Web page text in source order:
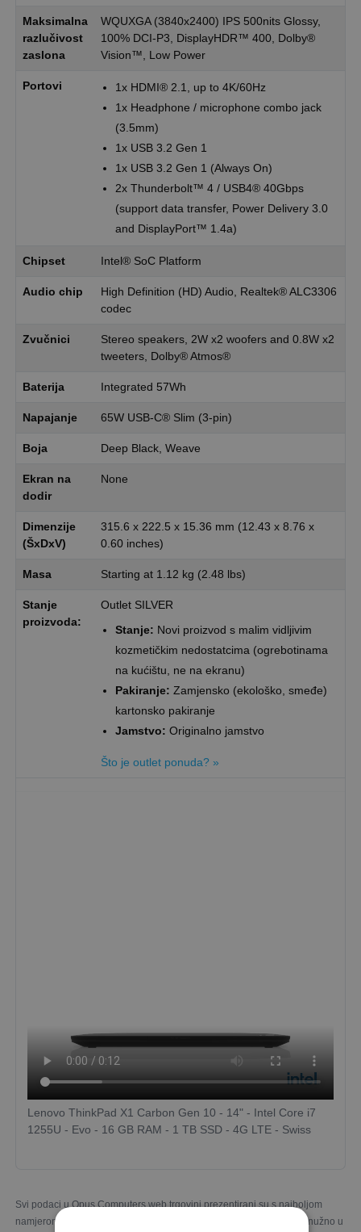
Maksimalna
razlučivost
zaslona
WQUXGA (3840x2400) IPS 500nits Glossy,
100% DCI-P3, DisplayHDR™ 400, Dolby®
Vision™, Low Power
Portovi
1x HDMI® 2.1, up to 4K/60Hz
1x Headphone / microphone combo jack
(3.5mm)
1x USB 3.2 Gen 1
1x USB 3.2 Gen 1 (Always On)
2x Thunderbolt™ 4 / USB4® 40Gbps
(support data transfer, Power Delivery 3.0
and DisplayPort™ 1.4a)
Chipset Intel® SoC Platform
Audio chip
High Definition (HD) Audio, Realtek® ALC3306
codec
Zvučnici
Stereo speakers, 2W x2 woofers and 0.8W x2
tweeters, Dolby® Atmos®
Baterija Integrated 57Wh
Napajanje 65W USB-C® Slim (3-pin)
Boja Deep Black, Weave
Ekran na
dodir
None
Dimenzije
(ŠxDxV)
315.6 x 222.5 x 15.36 mm (12.43 x 8.76 x
0.60 inches)
Masa Starting at 1.12 kg (2.48 lbs)
Stanje
proizvoda:
Outlet SILVER
Stanje: Novi proizvod s malim vidljivim
kozmetičkim nedostatcima (ogrebotinama
na kućištu, ne na ekranu)
Pakiranje: Zamjensko (ekološko, smeđe)
kartonsko pakiranje
Jamstvo: Originalno jamstvo
Što je outlet ponuda? »
Lenovo ThinkPad X1 Carbon Gen 10 - 14" - Intel Core i7
1255U - Evo - 16 GB RAM - 1 TB SSD - 4G LTE - Swiss
Svi podaci u Opus Computers web trgovini prezentirani su s najboljom
namjerom. Fotografije proizvoda ilustrativne su prirode i ne moraju nužno u